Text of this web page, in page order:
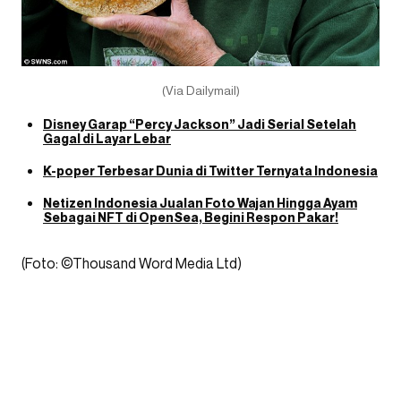
(Via Dailymail)
Disney Garap “Percy Jackson” Jadi Serial Setelah
Gagal di Layar Lebar
K-poper Terbesar Dunia di Twitter Ternyata Indonesia
Netizen Indonesia Jualan Foto Wajan Hingga Ayam
Sebagai NFT di OpenSea, Begini Respon Pakar!
(Foto: ©Thousand Word Media Ltd)